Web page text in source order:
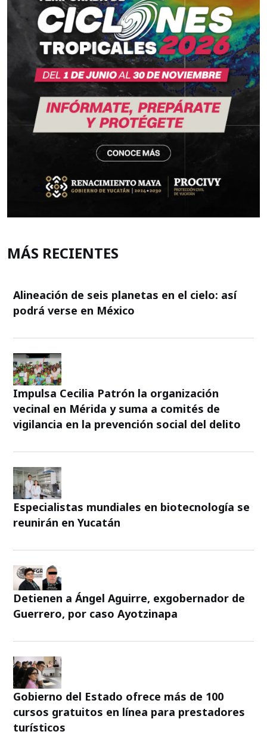
MÁS RECIENTES
Alineación de seis planetas en el cielo: así
podrá verse en México
Impulsa Cecilia Patrón la organización
vecinal en Mérida y suma a comités de
vigilancia en la prevención social del delito
Especialistas mundiales en biotecnología se
reunirán en Yucatán
Detienen a Ángel Aguirre, exgobernador de
Guerrero, por caso Ayotzinapa
Gobierno del Estado ofrece más de 100
cursos gratuitos en línea para prestadores
turísticos